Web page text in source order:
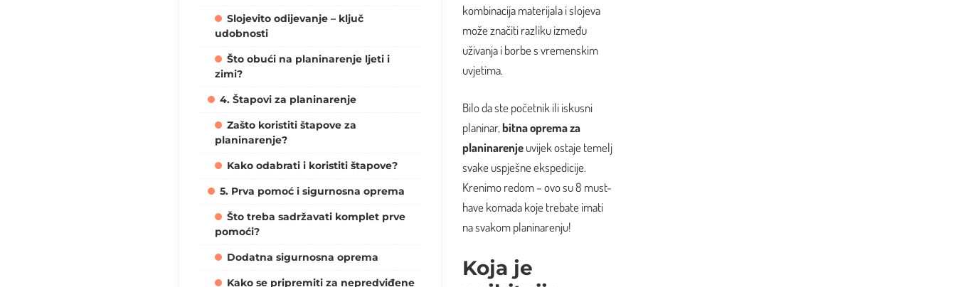
Slojevito odijevanje – ključ
udobnosti
Što obući na planinarenje ljeti i
zimi?
4. Štapovi za planinarenje
Zašto koristiti štapove za
planinarenje?
Kako odabrati i koristiti štapove?
5. Prva pomoć i sigurnosna oprema
Što treba sadržavati komplet prve
pomoći?
Dodatna sigurnosna oprema
Kako se pripremiti za nepredviđene
kombinacija materijala i slojeva
može značiti razliku između
uživanja i borbe s vremenskim
uvjetima.
Bilo da ste početnik ili iskusni
planinar,bitna oprema za
planinarenjeuvijek ostaje temelj
svake uspješne ekspedicije.
Krenimo redom – ovo su 8 must-
have komada koje trebate imati
na svakom planinarenju!
Koja je